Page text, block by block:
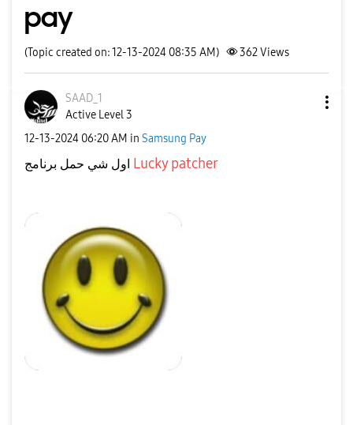
pay
(Topic created on: 12-13-2024 08:35 AM) 362Views
SAAD_1
Active Level 3
‎12-13-2024 06:20 AM in Samsung Pay
Lucky patcher